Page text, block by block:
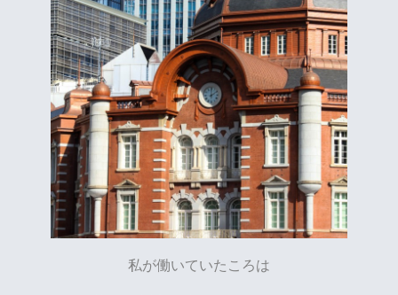
私が働いていたころは